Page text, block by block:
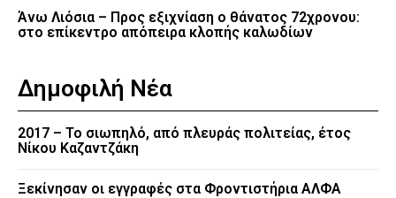
Άνω Λιόσια – Προς εξιχνίαση ο θάνατος 72χρονου:
στο επίκεντρο απόπειρα κλοπής καλωδίων
Δημοφιλή Νέα
2017 – Το σιωπηλό, από πλευράς πολιτείας, έτος
Νίκου Καζαντζάκη
Ξεκίνησαν οι εγγραφές στα Φροντιστήρια ΑΛΦΑ